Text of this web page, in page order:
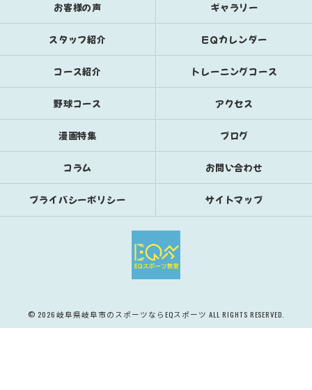
お客様の声 ギャラリー
スタッフ紹介 EQカレンダー
コース紹介 トレーニングコース
野球コース アクセス
漫画特集 ブログ
コラム お問い合わせ
プライバシーポリシー サイトマップ
© 2026 岐阜県岐阜市のスポーツならEQスポーツ ALL RIGHTS RESERVED.